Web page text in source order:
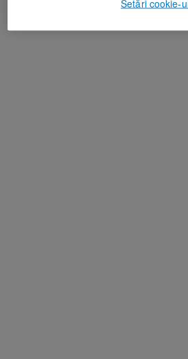
Setări cookie-